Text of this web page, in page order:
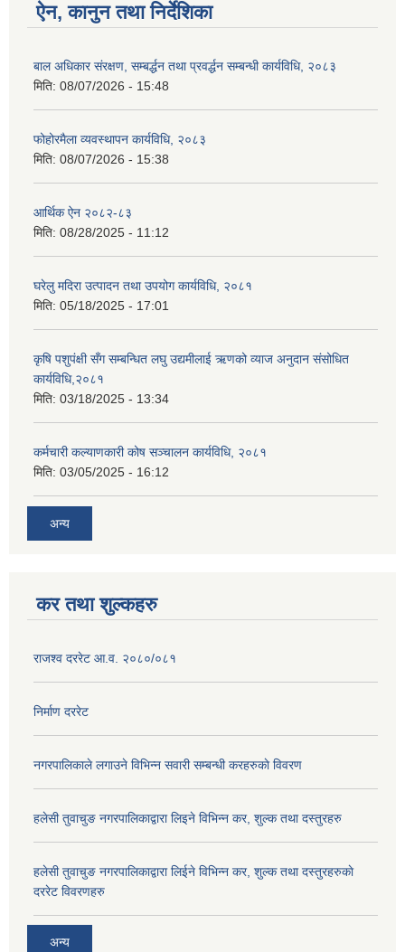
ऐन, कानुन तथा निर्देशिका
बाल अधिकार संरक्षण, सम्बर्द्धन तथा प्रवर्द्धन सम्बन्धी कार्यविधि, २०८३
मिति: 08/07/2026 - 15:48
फोहोरमैला व्यवस्थापन कार्यविधि, २०८३
मिति: 08/07/2026 - 15:38
आर्थिक ऐन २०८२-८३
मिति: 08/28/2025 - 11:12
घरेलु मदिरा उत्पादन तथा उपयोग कार्यविधि, २०८१
मिति: 05/18/2025 - 17:01
कृषि पशुपंक्षी सँग सम्बन्धित लघु उद्यमीलाई ऋणको व्याज अनुदान संसोधित
कार्यविधि,२०८१
मिति: 03/18/2025 - 13:34
कर्मचारी कल्याणकारी कोष सञ्चालन कार्यविधि, २०८१
मिति: 03/05/2025 - 16:12
अन्य
कर तथा शुल्कहरु
राजश्व दररेट आ.व. २०८०/०८१
निर्माण दररेट
नगरपालिकाले लगाउने विभिन्न सवारी सम्बन्धी करहरुकाे विवरण
हलेसी तुवाचुङ नगरपालिकाद्वारा लिइने विभिन्न कर, शुल्क तथा दस्तुरहरु
हलेसी तुवाचुङ नगरपालिकाद्वारा लिईने विभिन्न कर, शुल्क तथा दस्तुरहरुकाे
दररेट विवरणहरु
अन्य